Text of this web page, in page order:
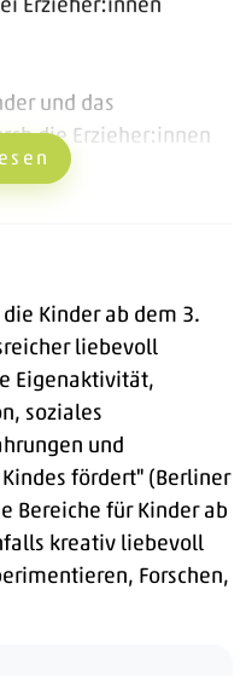
und das
die Erzieher:innen
haben eine
für
mit besonderen
(kleiner zusätzlicher
Dort entstehen
naturbezogene
die Kinder zu
Die Kinder bewegen
verschiedenen
Kinder ab dem 3.
liebevoll
Eigenaktivität,
soziales
und
fördert" (Berliner
Bereiche für Kinder ab
kreativ liebevoll
Forschen,